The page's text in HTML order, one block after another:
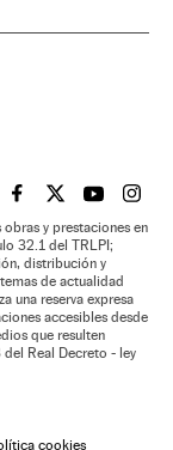
EL PAÍS BRASIL EN
EL PAÍSEL PAÍS
EL
obras y prestaciones en
32.1 del TRLPI;
distribución y
de actualidad
una reserva expresa
accesibles desde
que resulten
Real Decreto - ley
cookies